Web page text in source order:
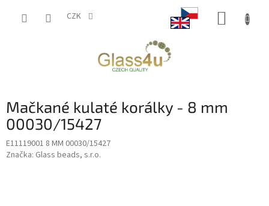
CZK
Mačkané kulaté korálky - 8 mm
00030/15427
E11119001 8 MM 00030/15427
Značka: Glass beads, s.r.o.